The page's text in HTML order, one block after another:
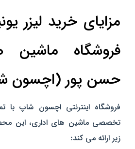
فروشگاه ماشین‌
حسن پور (اچسون
فروشگاه اینترنتی اچسون شاپ با
تخصصی ماشین‌ های اداری، این
زیر ارائه می‌ کند: